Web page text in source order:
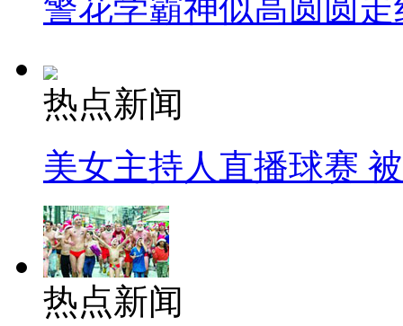
警花学霸神似高圆圆走
热点新闻
美女主持人直播球赛
热点新闻